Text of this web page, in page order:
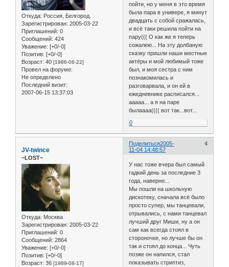
Откуда: Россия, Белгород.
Зарегистрирован: 2005-03-22
Приглашений: 0
Сообщений: 424
Уважение: [+0/-0]
Позитив: [+0/-0]
Возраст: 40 [1986-06-22]
Провел на форуме:
Не определено
Последний визит:
2007-06-15 13:37:03
пойти, но у меня в это время
была пара в универе, я минут
двадцать с собой сражалась,
и всё таки решила пойти на
пару((( О как же я теперь
сожалею... На эту долбаную
сказку пришли наши местные
актёры и мой любимый тоже
был, и моя сестра с ним
познакомилась и
разговарвала, и он ей в
ежедневнике расписался...
ааааа... а я на паре
былаааа(((( вот так...вот...
0
Поделиться 4
2005-
11-04 14:48:57
JV-twince
~LOST~
Откуда: Москва
Зарегистрирован: 2005-03-22
Приглашений: 0
Сообщений: 2864
Уважение: [+0/-0]
Позитив: [+0/-0]
Возраст: 36 [1989-08-17]
У нас тоже вчера был самый
гадкий день за последние 3
года, наверно...
Мы пошли на школьную
дискотеку, сначала всё было
просто супер, мы танцевали,
отрывались, с нами танцевал
лучший друг Миши, ну а он
сам как всегда стоял в
стороночке, но лучше бы он
так и стоял до конца... Чуть
позже он напился, стал
показывать стриптиз,